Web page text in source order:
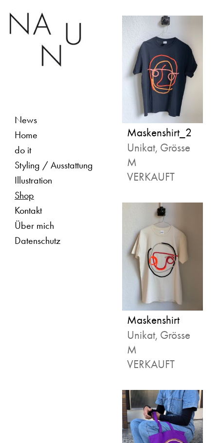
News
Home
do it
Styling / Ausstattung
Illustration
Shop
Kontakt
Über mich
Datenschutz
Maskenshirt_2
Unikat, Grösse
M
VERKAUFT
Maskenshirt
Unikat, Grösse
M
VERKAUFT